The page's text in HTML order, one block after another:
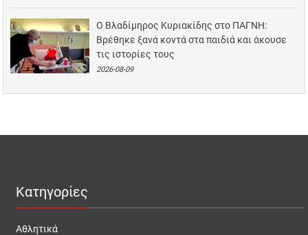
Ο Βλαδίμηρος Κυριακίδης στο ΠΑΓΝΗ:
Βρέθηκε ξανά κοντά στα παιδιά και άκουσε
τις ιστορίες τους
2026-08-09
Κατηγορίες
Αθλητικά